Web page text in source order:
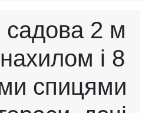
2 м
і 8
спицями